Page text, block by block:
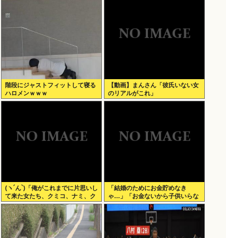
階段にジャストフィットして寝る
ハロメンｗｗｗ
【動画】まんさん「彼氏いない女
のリアルがこれ」
(ヽ´ん`)「俺がこれまでに片思いし
て来た女たち、クミコ、ナミ、ク
ミコ(1人目とは別人、タミヨ、カ
オリ、ユカリ…」
「結婚のためにお金貯めなき
ゃ…」「お金ないから子供いらな
い」←こいつら